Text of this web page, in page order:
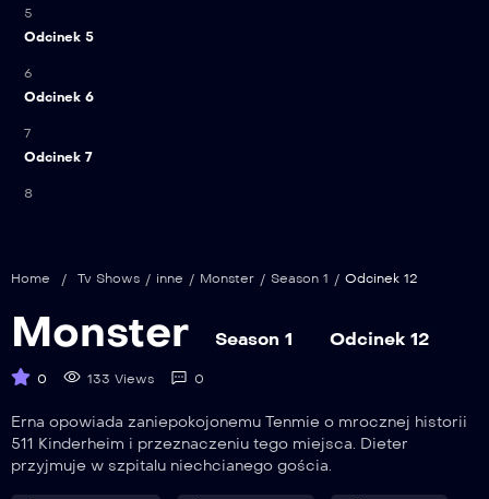
5
Odcinek 5
6
Odcinek 6
7
Odcinek 7
8
Odcinek 9
Odcinek 10
11
12
Home / Tv Shows / inne / Monster / Season 1 / Odcinek 12
Monster Season 1 Odcinek 12
0 133 Views 0
Erna opowiada zaniepokojonemu Tenmie o mrocznej historii
511 Kinderheim i przeznaczeniu tego miejsca. Dieter
przyjmuje w szpitalu niechcianego gościa.